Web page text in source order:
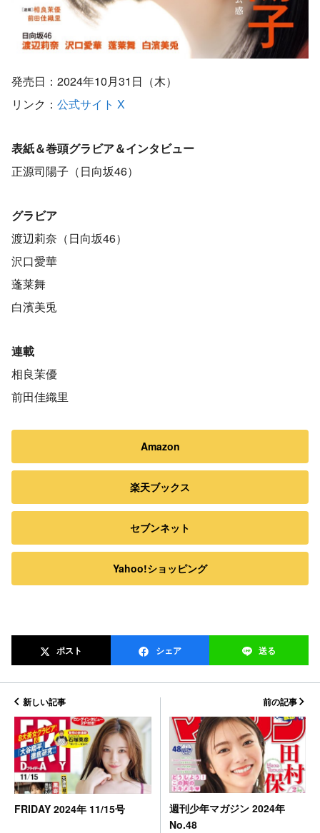
発売日：2024年10月31日（木）
リンク： 公式サイト X
表紙＆巻頭グラビア＆インタビュー
正源司陽子（日向坂46）
グラビア
渡辺莉奈（日向坂46）
沢口愛華
蓬莱舞
白濱美兎
連載
相良茉優
前田佳織里
Amazon
楽天ブックス
セブンネット
Yahoo!ショッピング
ポスト シェア 送る
新しい記事
FRIDAY 2024年 11/15号
前の記事
週刊少年マガジン 2024年
No.48